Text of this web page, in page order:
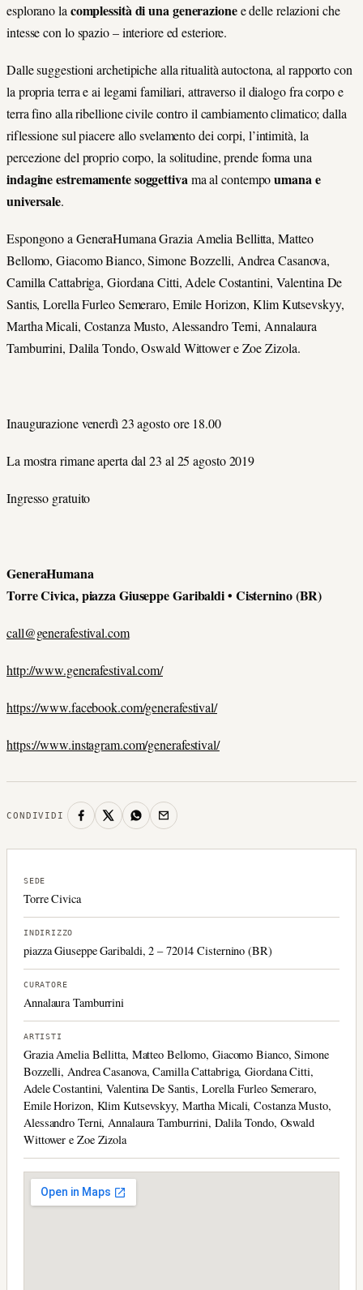
esplorano la complessità di una generazionee delle relazioni che
intesse con lo spazio – interiore ed esteriore.
Dalle suggestioni archetipiche alla ritualità autoctona, al rapporto con
la propria terra e ai legami familiari, attraverso il dialogo fra corpo e
terra fino alla ribellione civile contro il cambiamento climatico; dalla
riflessione sul piacere allo svelamento dei corpi, l’intimità, la
percezione del proprio corpo, la solitudine, prende forma una
indagine estremamente soggettivama al contempoumana e
universale.
Espongono a GeneraHumana Grazia Amelia Bellitta, Matteo
Bellomo, Giacomo Bianco, Simone Bozzelli, Andrea Casanova,
Camilla Cattabriga, Giordana Citti, Adele Costantini, Valentina De
Santis, Lorella Furleo Semeraro, Emile Horizon, Klim Kutsevskyy,
Martha Micali, Costanza Musto, Alessandro Terni, Annalaura
Tamburrini, Dalila Tondo, Oswald Wittower e Zoe Zizola.
Inaugurazione venerdì 23 agosto ore 18.00
La mostra rimane aperta dal 23 al 25 agosto 2019
Ingresso gratuito
GeneraHumana
Torre Civica, piazza Giuseppe Garibaldi • Cisternino (BR)
call@generafestival.com
http://www.generafestival.com/
https://www.facebook.com/generafestival/
https://www.instagram.com/generafestival/
CONDIVIDI
SEDE
Torre Civica
INDIRIZZO
piazza Giuseppe Garibaldi, 2 – 72014 Cisternino (BR)
CURATORE
Annalaura Tamburrini
ARTISTI
Grazia Amelia Bellitta, Matteo Bellomo, Giacomo Bianco, Simone
Bozzelli, Andrea Casanova, Camilla Cattabriga, Giordana Citti,
Adele Costantini, Valentina De Santis, Lorella Furleo Semeraro,
Emile Horizon, Klim Kutsevskyy, Martha Micali, Costanza Musto,
Alessandro Terni, Annalaura Tamburrini, Dalila Tondo, Oswald
Wittower e Zoe Zizola